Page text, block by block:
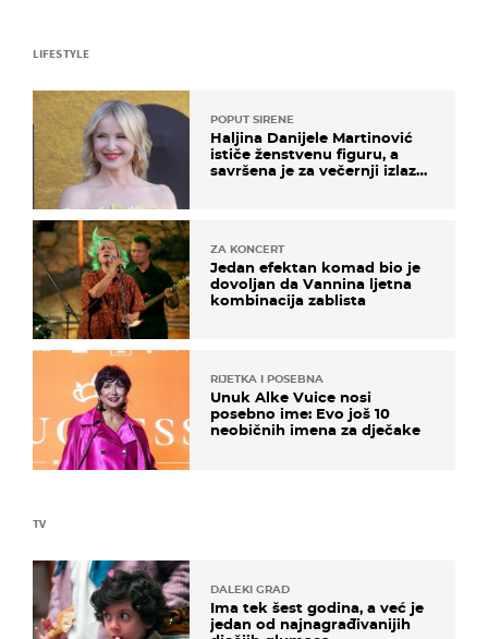
TV
DALEKI GRAD
Ima tek šest godina, a već je
jedan od najnagrađivanijih
LIFESTYLE
POPUT SIRENE
Haljina Danijele Martinović
ističe ženstvenu figuru, a
savršena je za večernji izlazak
ZA KONCERT
Jedan efektan komad bio je
dovoljan da Vannina ljetna
kombinacija zablista
RIJETKA I POSEBNA
Unuk Alke Vuice nosi
posebno ime: Evo još 10
neobičnih imena za dječake